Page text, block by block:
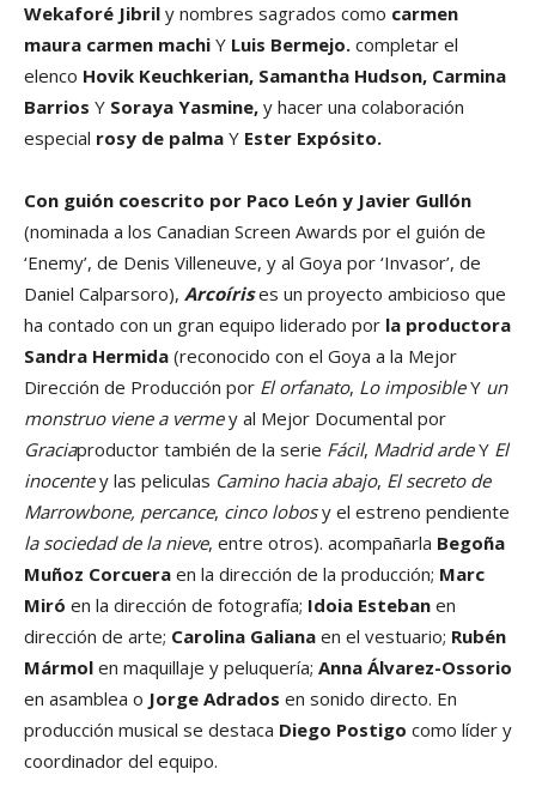
Wekaforé Jibril y nombres sagrados como carmen
maura carmen machi Y Luis Bermejo. completar el
elenco Hovik Keuchkerian, Samantha Hudson, Carmina
Barrios Y Soraya Yasmine, y hacer una colaboración
especial rosy de palma Y Ester Expósito.
Con guión coescrito por Paco León y Javier Gullón
(nominada a los Canadian Screen Awards por el guión de
‘Enemy’, de Denis Villeneuve, y al Goya por ‘Invasor’, de
Daniel Calparsoro), Arcoírises un proyecto ambicioso que
ha contado con un gran equipo liderado por la productora
Sandra Hermida (reconocido con el Goya a la Mejor
Dirección de Producción por El orfanato, Lo imposibleY un
monstruo viene a vermey al Mejor Documental por
Graciaproductor también de la serie Fácil, Madrid ardeY El
inocentey las peliculas Camino hacia abajo, El secreto de
Marrowbone, percance, cinco lobosy el estreno pendiente
la sociedad de la nieve, entre otros). acompañarla Begoña
Muñoz Corcuera en la dirección de la producción; Marc
Miró en la dirección de fotografía; Idoia Esteban en
dirección de arte; Carolina Galiana en el vestuario; Rubén
Mármol en maquillaje y peluquería; Anna Álvarez-Ossorio
en asamblea o Jorge Adrados en sonido directo. En
producción musical se destaca Diego Postigo como líder y
coordinador del equipo.